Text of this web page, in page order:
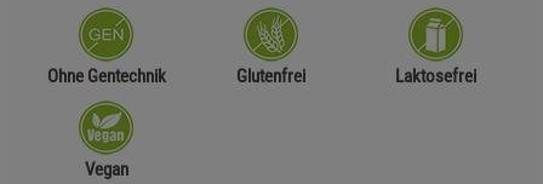
Ohne Gentechnik Glutenfrei Laktosefrei
Vegan